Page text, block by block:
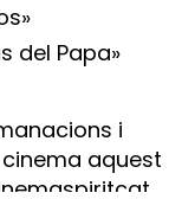
del Papa»
i
aquest